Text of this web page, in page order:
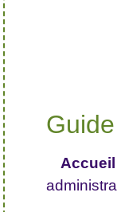
Accueil